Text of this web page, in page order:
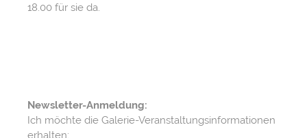
18.00 für sie da.
Newsletter-Anmeldung:
Ich möchte die Galerie-Veranstaltungsinformationen
erhalten: